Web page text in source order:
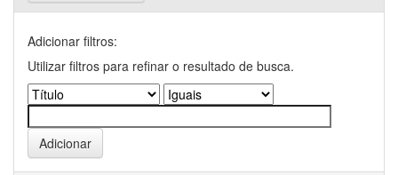
Adicionar filtros:
Utilizar filtros para refinar o resultado de busca.